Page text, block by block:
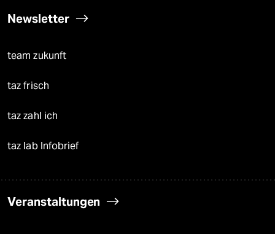
Newsletter
team zukunft
taz frisch
taz zahl ich
taz lab Infobrief
Veranstaltungen